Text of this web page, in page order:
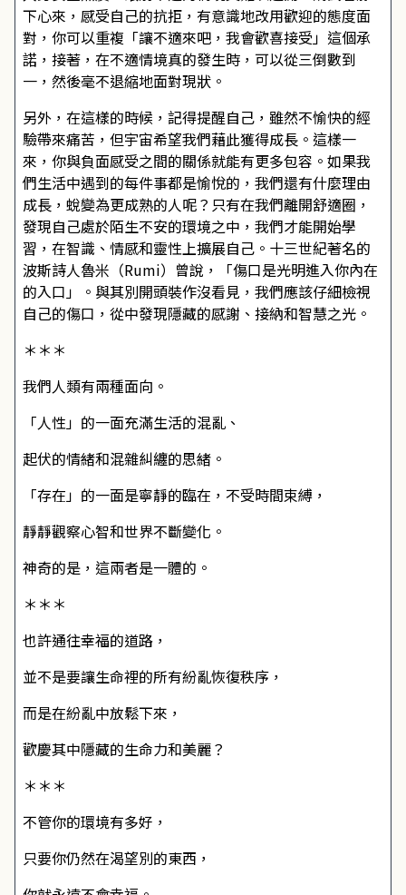
下心來，感受自己的抗拒，有意識地改用歡迎的態度面
對，你可以重複「讓不適來吧，我會歡喜接受」這個承
諾，接著，在不適情境真的發生時，可以從三倒數到
一，然後毫不退縮地面對現狀。
另外，在這樣的時候，記得提醒自己，雖然不愉快的經
驗帶來痛苦，但宇宙希望我們藉此獲得成長。這樣一
來，你與負面感受之間的關係就能有更多包容。如果我
們生活中遇到的每件事都是愉悅的，我們還有什麼理由
成長，蛻變為更成熟的人呢？只有在我們離開舒適圈，
發現自己處於陌生不安的環境之中，我們才能開始學
習，在智識、情感和靈性上擴展自己。十三世紀著名的
波斯詩人魯米（Rumi）曾說，「傷口是光明進入你內在
的入口」。與其別開頭裝作沒看見，我們應該仔細檢視
自己的傷口，從中發現隱藏的感謝、接納和智慧之光。
＊＊＊
我們人類有兩種面向。
「人性」的一面充滿生活的混亂、
起伏的情緒和混雜糾纏的思緒。
「存在」的一面是寧靜的臨在，不受時間束縛，
靜靜觀察心智和世界不斷變化。
神奇的是，這兩者是一體的。
＊＊＊
也許通往幸福的道路，
並不是要讓生命裡的所有紛亂恢復秩序，
而是在紛亂中放鬆下來，
歡慶其中隱藏的生命力和美麗？
＊＊＊
不管你的環境有多好，
只要你仍然在渴望別的東西，